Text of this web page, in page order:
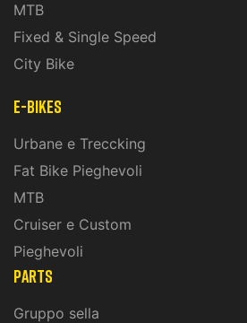
MTB
Fixed & Single Speed
City Bike
E-Bikes
Urbane e Treccking
Fat Bike Pieghevoli
MTB
Cruiser e Custom
Pieghevoli
PARTS
Gruppo sella